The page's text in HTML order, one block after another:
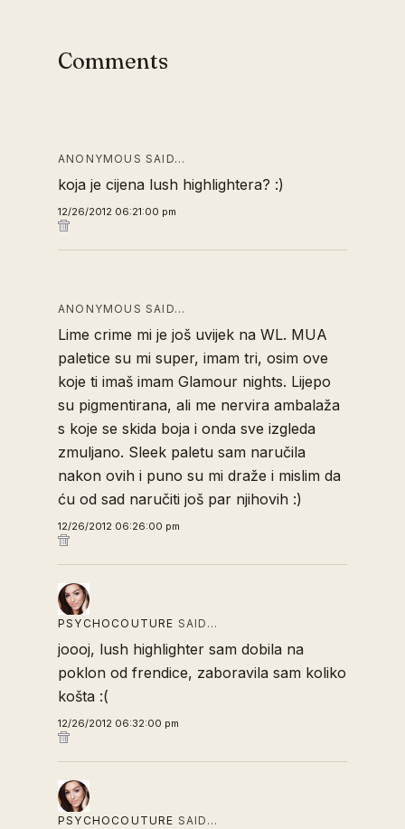
Comments
ANONYMOUS SAID…
koja je cijena lush highlightera? :)
12/26/2012 06:21:00 pm
ANONYMOUS SAID…
Lime crime mi je još uvijek na WL. MUA
paletice su mi super, imam tri, osim ove
koje ti imaš imam Glamour nights. Lijepo
su pigmentirana, ali me nervira ambalaža
s koje se skida boja i onda sve izgleda
zmuljano. Sleek paletu sam naručila
nakon ovih i puno su mi draže i mislim da
ću od sad naručiti još par njihovih :)
12/26/2012 06:26:00 pm
PSYCHOCOUTURE SAID…
joooj, lush highlighter sam dobila na
poklon od frendice, zaboravila sam koliko
košta :(
12/26/2012 06:32:00 pm
PSYCHOCOUTURE SAID…